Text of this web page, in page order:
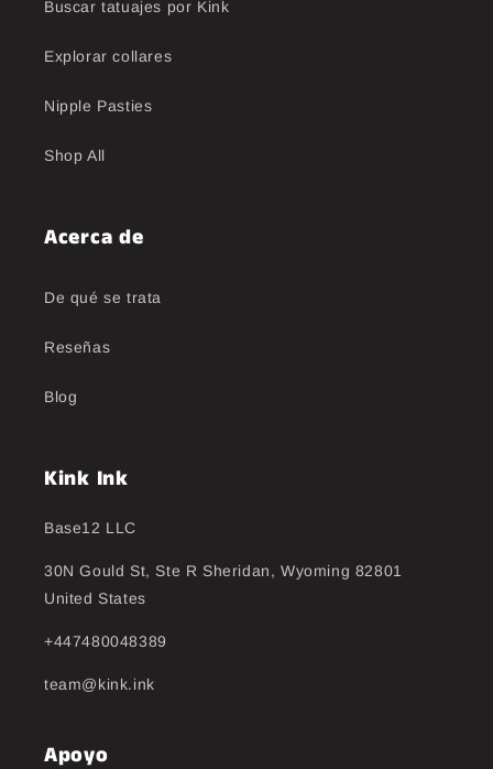
Buscar tatuajes por Kink
Explorar collares
Nipple Pasties
Shop All
Acerca de
De qué se trata
Reseñas
Blog
Kink Ink
Base12 LLC
30N Gould St, Ste R Sheridan, Wyoming 82801
United States
+447480048389
team@kink.ink
Apoyo